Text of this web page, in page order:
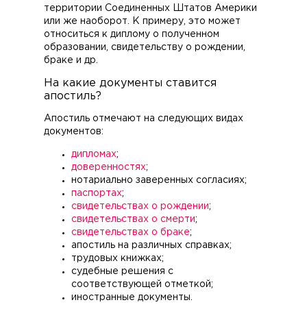
территории Соединенных Штатов Америки
или же наоборот. К примеру, это может
относиться к диплому о полученном
образовании, свидетельству о рождении,
браке и др.
На какие документы ставится
апостиль?
Апостиль отмечают на следующих видах
документов:
дипломах;
доверенностях;
нотариально заверенных согласиях;
паспортах;
свидетельствах о рождении;
свидетельствах о смерти;
свидетельствах о браке;
апостиль на различных справках;
трудовых книжках;
судебные решения с
соответствующей отметкой;
иностранные документы.